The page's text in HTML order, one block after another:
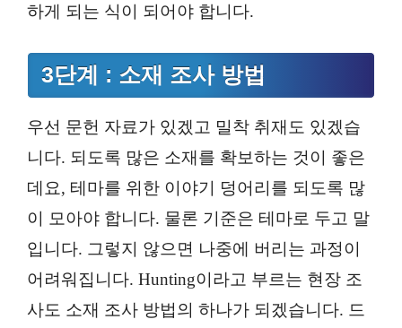
하게 되는 식이 되어야 합니다.
3단계 : 소재 조사 방법
우선 문헌 자료가 있겠고 밀착 취재도 있겠습
니다. 되도록 많은 소재를 확보하는 것이 좋은
데요, 테마를 위한 이야기 덩어리를 되도록 많
이 모아야 합니다. 물론 기준은 테마로 두고 말
입니다. 그렇지 않으면 나중에 버리는 과정이
어려워집니다. Hunting이라고 부르는 현장 조
사도 소재 조사 방법의 하나가 되겠습니다. 드